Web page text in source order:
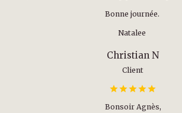
Bonne journée.
Natalee
Christian N
Client
Bonsoir Agnès,